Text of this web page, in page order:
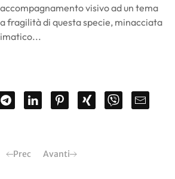
visivo ad un tema
fragilità di questa specie, minacciata
Prec Avanti